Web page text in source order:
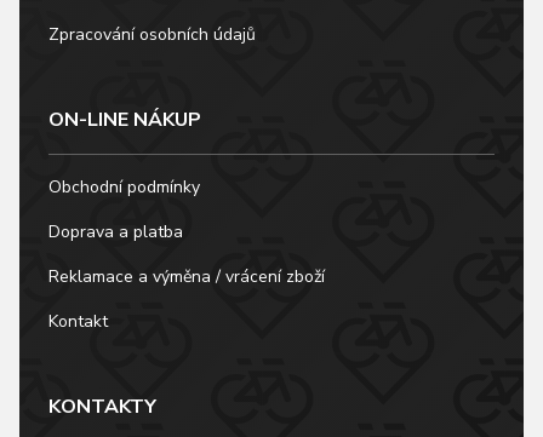
Zpracování osobních údajů
ON-LINE NÁKUP
Obchodní podmínky
Doprava a platba
Reklamace a výměna / vrácení zboží
Kontakt
KONTAKTY